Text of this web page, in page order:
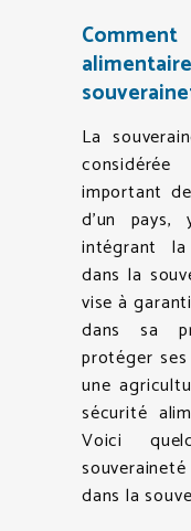
La
important
d’un
intégrant la
dans la
vise à
dans sa
protéger
une
sécurité
Voici
dans la